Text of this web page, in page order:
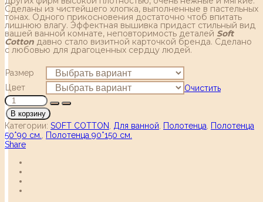
Сделаны из чистейшего хлопка, выполненные в пастельных
тонах. Одного прикосновения достаточно чтоб впитать
лишнюю влагу. Эффектная вышивка придаст стильный вид
вашей ванной комнате, неповторимость деталей Soft
Сotton давно стало визитной карточкой бренда. Сделано
с любовью для драгоценных сердцу людей.
Размер
Цвет
Очистить
В корзину
Категории: SOFT COTTON Для ванной Полотенца
Полотенца
50*90 см.
Полотенца 90*150 см.
Share